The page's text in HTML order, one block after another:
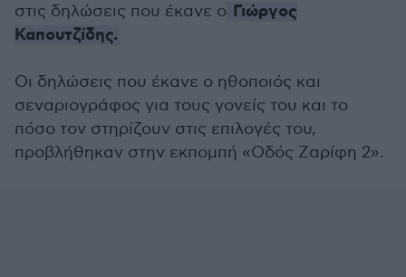
στις δηλώσεις που έκανε ο Γιώργος
Καπουτζίδης.
Οι δηλώσεις που έκανε ο ηθοποιός και
σεναριογράφος για τους γονείς του και το
πόσο τον στηρίζουν στις επιλογές του,
προβλήθηκαν στην εκπομπή «Οδός Ζαρίφη 2».